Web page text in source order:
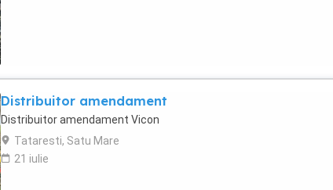
Distribuitor amendament
Distribuitor amendament Vicon
Tataresti, Satu Mare
21 iulie